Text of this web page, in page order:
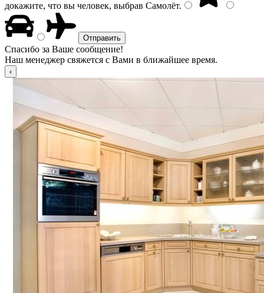
докажите, что вы человек, выбрав Самолёт.
Спасибо за Ваше сообщение!
Наш менеджер свяжется с Вами в ближайшее время.